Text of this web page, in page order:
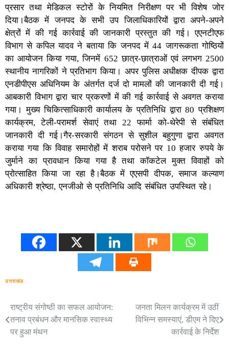
प्रसार तथा मेडिकल स्टोरों के नियमित निरीक्षण पर भी विशेष जोर
दिया।बैठक में जनपद के सभी उप जिलाधिकारियों द्वारा अपने-अपने
क्षेत्रों में की गई कार्रवाई की जानकारी प्रस्तुत की गई। एएनटीएफ
विभाग से कपिल यादव ने बताया कि जनपद में 44 जागरूकता गोष्ठियों
का आयोजन किया गया, जिनमें 652 छात्र-छात्राओं एवं लगभग 2500
स्थानीय नागरिकों ने प्रतिभाग किया। अपर पुलिस अधीक्षक दीपक द्वारा
एनडीपीएस अधिनियम के अंतर्गत दर्ज दो मामलों की जानकारी दी गई।
आबकारी विभाग द्वारा चार प्रकरणों में की गई कार्रवाई से अवगत कराया
गया। मुख्य चिकित्साधिकारी कार्यालय के प्रतिनिधि द्वारा 80 प्रशिक्षण
कार्यक्रम, टेली-परामर्श सेवाएं तथा 22 फार्मा को-थेरेपी से संबंधित
जानकारी दी गई।गैर-सरकारी संगठन से सुशील बहुगुणा द्वारा अवगत
कराया गया कि विवाह समारोहों में शराब परोसने पर 10 हजार रुपये के
जुर्माने का प्रावधान किया गया है तथा कॉकटेल मुक्त विवाहों को
प्रोत्साहित किया जा रहा है।बैठक में एएसपी दीपक, समाज कल्याण
अधिकारी श्रेष्ठा, एनजीओ से प्रतिनिधि आदि संबंधित उपस्थित रहे।
उत्तराखंड
Post
navigation
राष्ट्रीय संगोष्ठी का सफल आयोजन:
तनाव प्रबंधन और मानसिक स्वास्थ्य
पर हुआ मंथन
जनता मिलन कार्यक्रम में उठीं
विभिन्न समस्याएं, डीएम ने दिए
कार्रवाई के निर्देश